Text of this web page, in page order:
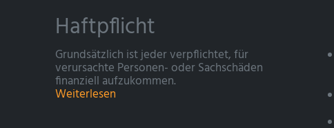
Haftpflicht
Grundsätzlich ist jeder verpflichtet, für
verursachte Personen- oder Sachschäden
finanziell aufzukommen.
Weiterlesen